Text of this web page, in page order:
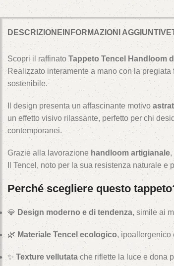
DESCRIZIONE INFORMAZIONI AGGIUNTIVE
Scopri il raffinatoTappeto Tencel Handloom
Realizzato interamente a mano con la pregiata
sostenibile.
Il design presenta un affascinante motivo
un effetto visivo rilassante, perfetto per chi
contemporanei.
Grazie alla lavorazione handloom artigianale,
Il Tencel, noto per la sua resistenza naturale
Perché scegliere questo
💎 Design moderno e di tendenza, simile ai
🌿 Materiale Tencel ecologico, ipoallergenico
✨Texture vellutatache riflette la luce e dona